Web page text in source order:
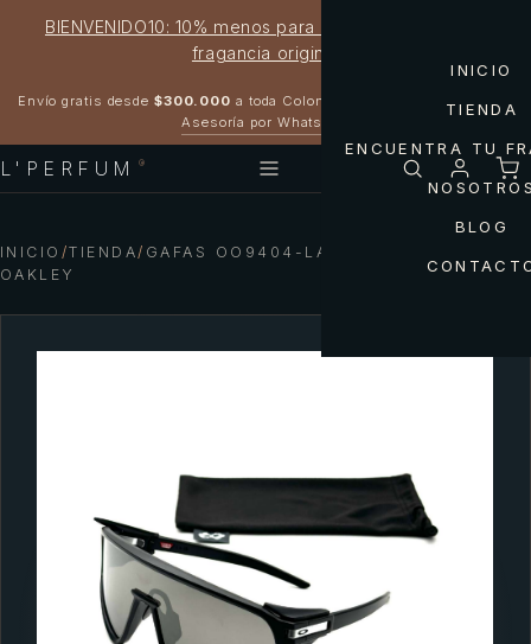
BIENVENIDO10: 10% menos para estrenar tu próxima
fragancia original
Envío gratis desde $300.000 a toda Colombia
Asesoría por WhatsApp
L'PERFUM ®
INICIO
TIENDA
ENCUENTRA TU
BLOG
INICIO /TIENDA/ GAFAS OO9404-LATCH PANEL PRIZM
OAKLEY